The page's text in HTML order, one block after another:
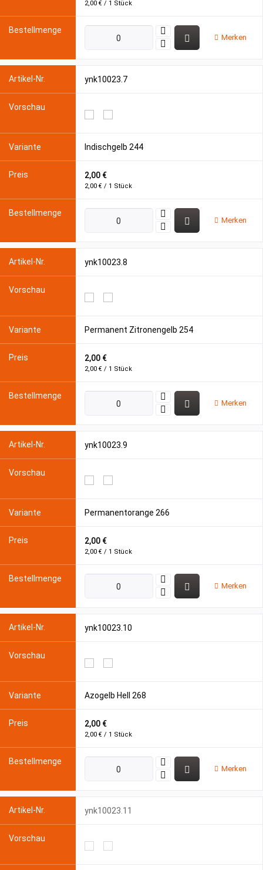
2,00 € / 1 Stück
Merken
ynk10023.7
Indischgelb 244
2,00 €
2,00 € / 1 Stück
Merken
ynk10023.8
Permanent Zitronengelb 254
2,00 €
2,00 € / 1 Stück
Merken
ynk10023.9
Permanentorange 266
2,00 €
2,00 € / 1 Stück
Merken
ynk10023.10
Azogelb Hell 268
2,00 €
2,00 € / 1 Stück
Merken
ynk10023.11